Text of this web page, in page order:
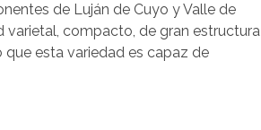
de Luján de Cuyo y Valle de
compacto, de gran estructura
esta variedad es capaz de